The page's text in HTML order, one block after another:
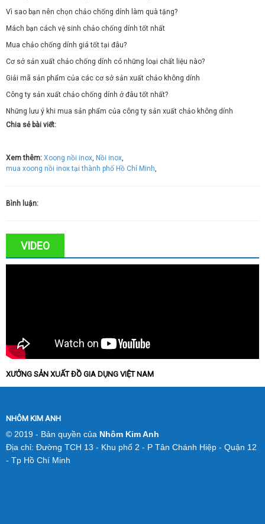
Vì sao bạn nên chọn chảo chống dính làm quà tặng?
Mách bạn cách vệ sinh chảo chống dính tốt nhất
Mua chảo chống dính giá tốt tại đâu?
Cơ sở sản xuất chảo chống dính có những loại chất liệu nào?
Giải mã sản phẩm của các cơ sở sản xuất chảo không dính
Công ty sản xuất chảo chống dính ở đâu tốt nhất?
Những lưu ý khi mua sản phẩm của công ty sản xuất chảo không dính
Chia sẻ bài viết:
Xem thêm: Xoong nồi inox, Nồi inox,
mua xoong nồi inox tại thành phố Hồ Chí Minh,
Bình luận:
VIDEO
XƯỞNG SẢN XUẤT ĐỒ GIA DỤNG VIỆT NAM
NHÔM KIM ANH
© 2019 - Bản quyền của Nhôm Kim Anh
Địa chỉ: Đường TCH 13 - Khu phố 2 - P Tân Chánh Hiệp - Quận 12
- Tp Hồ Chí Minh